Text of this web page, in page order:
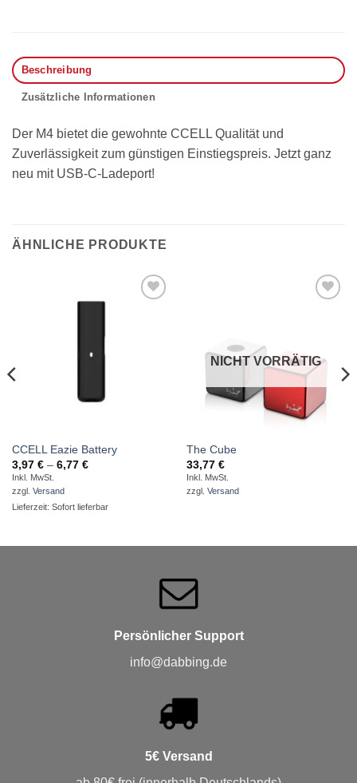
Beschreibung
Zusätzliche Informationen
Der M4 bietet die gewohnte CCELL Qualität und
Zuverlässigkeit zum günstigen Einstiegspreis. Jetzt ganz
neu mit USB-C-Ladeport!
ÄHNLICHE PRODUKTE
CCELL Eazie Battery
3,97 € – 6,77 €Preisspanne:
Inkl. MwSt.
zzgl. Versand
Lieferzeit: Sofort lieferbar
NICHT VORRÄTIG
The Cube
33,77 €
Inkl. MwSt.
zzgl. Versand
Persönlicher Support
info@dabbing.de
5€ Versand